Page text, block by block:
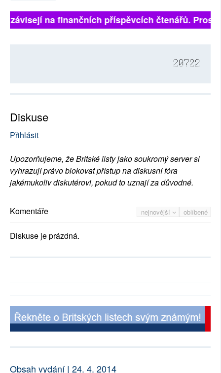
závisejí na finančních příspěvcích čtenářů.
20722
Diskuse
Přihlásit
Upozorňujeme, že Britské listy jako soukromý server si
vyhrazují právo blokovat přístup na diskusní fóra
jakémukoliv diskutérovi, pokud to uznají za důvodné.
nejnovější oblíbené
Komentáře
Diskuse je prázdná.
Obsah vydání | 24. 4. 2014